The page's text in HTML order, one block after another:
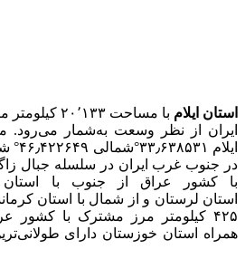
استان ایلام
با مساحت
ایران از نظر وسعت به‌شمار می‌رود.
ایلام
در جنوب غرب ایران در سلسله جبال
با کشور عراق از جنوب با
استان لرستان و از شمال با استان
۴۲۵ کیلومتر مرز مشترک با کشور
همراه استان خوزستان دارای